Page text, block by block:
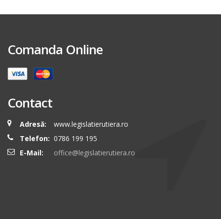
Comanda Online
Contact
Adresă:
www.legislatierutiera.ro
Telefon: 0786 199 195
E-Mail:
office@legislatierutiera.ro